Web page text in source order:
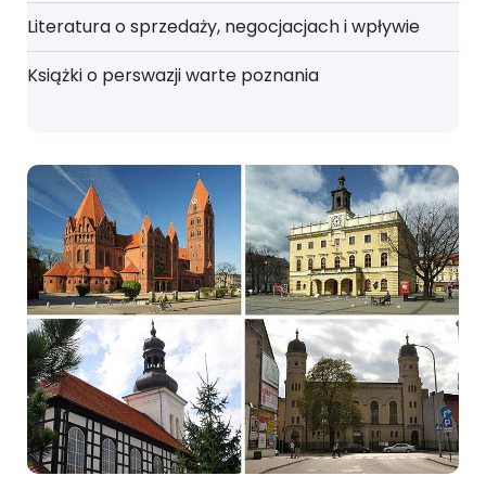
Literatura o sprzedaży, negocjacjach i wpływie
Książki o perswazji warte poznania